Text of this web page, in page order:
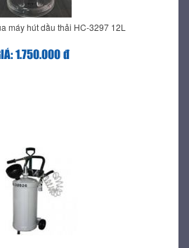
máy hút dầu thải HC-3297 12L
1.750.000 đ